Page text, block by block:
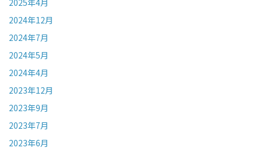
2025年4月
2024年12月
2024年7月
2024年5月
2024年4月
2023年12月
2023年9月
2023年7月
2023年6月